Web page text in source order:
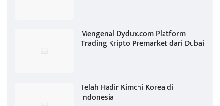
Mengenal Dydux.com Platform
Trading Kripto Premarket dari Dubai
Telah Hadir Kimchi Korea di
Indonesia